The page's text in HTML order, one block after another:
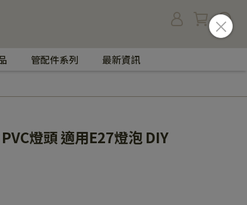
管配件系列 最新資訊
燈頭 適用E27燈泡 DIY